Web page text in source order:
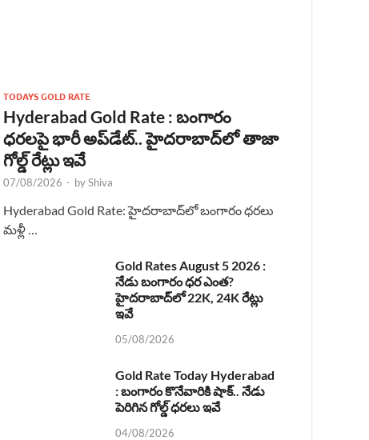
TODAYS GOLD RATE
Hyderabad Gold Rate : బంగారం
ధరలపై భారీ అప్‌డేట్.. హైదరాబాద్‌లో తాజా
గోల్డ్ రేట్లు ఇవే
07/08/2026 - byShiva
Hyderabad Gold Rate: హైదరాబాద్‌లో బంగారం ధరలు
మళ్లీ …
Gold Rates August 5 2026 :
నేడు బంగారం ధర ఎంత?
హైదరాబాద్‌లో 22K, 24K రేట్లు
ఇవే
05/08/2026
Gold Rate Today Hyderabad
: బంగారం కొనేవారికి షాక్.. నేడు
పెరిగిన గోల్డ్ ధరలు ఇవే
04/08/2026